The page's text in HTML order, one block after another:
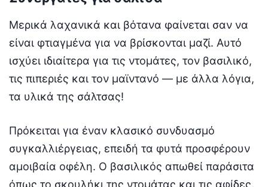
Μερικά λαχανικά και βότανα φαίνεται σαν να
είναι φτιαγμένα για να βρίσκονται μαζί. Αυτό
ισχύει ιδιαίτερα για τις ντομάτες, τον βασιλικό,
τις πιπεριές και τον μαϊντανό — με άλλα λόγια,
τα υλικά της σάλτσας!
Πρόκειται για έναν κλασικό συνδυασμό
συγκαλλιέργειας, επειδή τα φυτά προσφέρουν
αμοιβαία οφέλη. Ο βασιλικός απωθεί παράσιτα
όπως το σκουλήκι της ντομάτας και τις αφίδες,